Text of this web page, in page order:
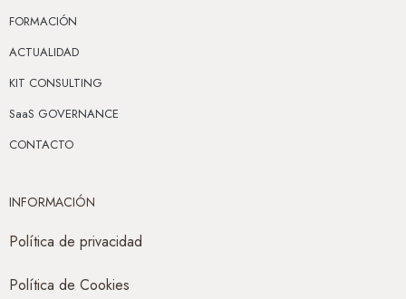
FORMACIÓN
ACTUALIDAD
KIT CONSULTING
SaaS GOVERNANCE
CONTACTO
INFORMACIÓN
Política de privacidad
Política de Cookies